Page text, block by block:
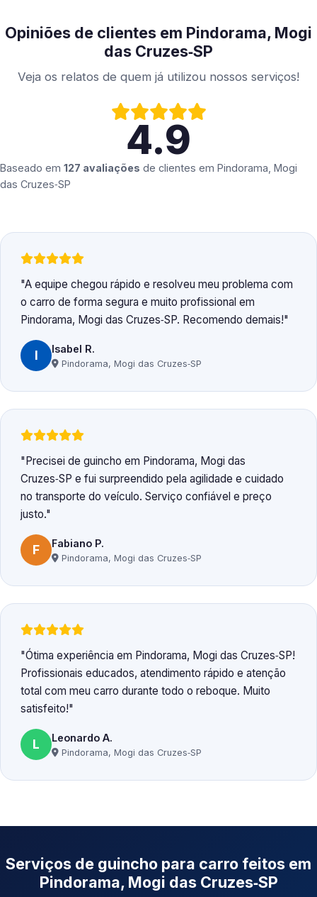
Opiniões de clientes em Pindorama, Mogi
das Cruzes‑SP
Veja os relatos de quem já utilizou nossos serviços!
4.9
Baseado em 127 avaliações de clientes em Pindorama, Mogi
das Cruzes‑SP
A equipe chegou rápido e resolveu meu problema com
o carro de forma segura e muito profissional em
Pindorama, Mogi das Cruzes‑SP. Recomendo demais!
I Isabel R.
Pindorama, Mogi das Cruzes‑SP
Precisei de guincho em Pindorama, Mogi das
Cruzes‑SP e fui surpreendido pela agilidade e cuidado
no transporte do veículo. Serviço confiável e preço
justo.
F Fabiano P.
Pindorama, Mogi das Cruzes‑SP
Ótima experiência em Pindorama, Mogi das Cruzes‑SP!
Profissionais educados, atendimento rápido e atenção
total com meu carro durante todo o reboque. Muito
satisfeito!
L Leonardo A.
Pindorama, Mogi das Cruzes‑SP
Serviços de guincho para carro feitos em
Pindorama, Mogi das Cruzes‑SP